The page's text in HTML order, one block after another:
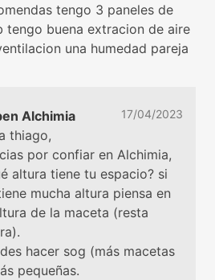
tengo 3 paneles de
tengo buena extracion de aire
una humedad pareja
Alchimia 17/04/2023
thiago,
por confiar en Alchimia,
altura tiene tu espacio? si
mucha altura piensa en
de la maceta (resta
hacer sog (más macetas
pequeñas.